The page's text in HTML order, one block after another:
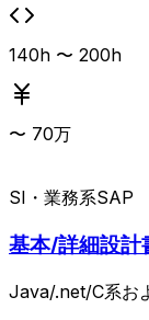
140h 〜 200h
〜 70万
SI・業務系SAP
基本/詳細設計
Java/.net/C系お